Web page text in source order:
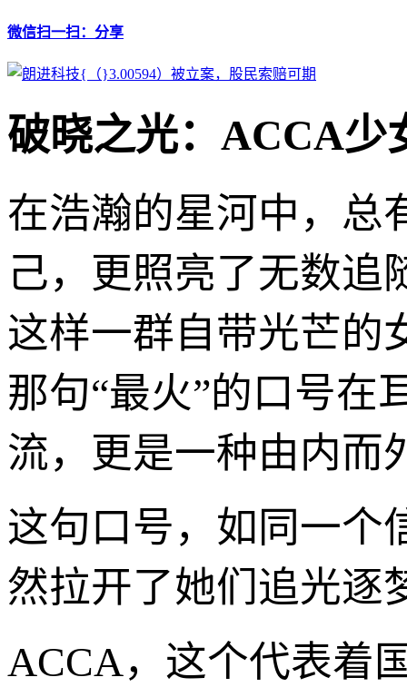
微信扫一扫：分享
破晓之光：ACCA少
在浩瀚的星河中，总
己，更照亮了无数追
这样一群自带光芒的
那句“最火”的口号在
流，更是一种由内而
这句口号，如同一个
然拉开了她们追光逐
ACCA，这个代表着